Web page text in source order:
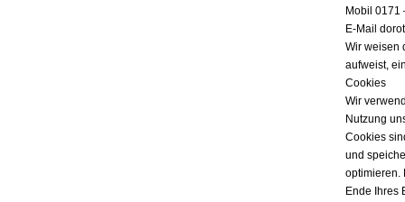
Mobil 0171
E-Mail
Wir weisen
aufweist,
Cookies
Wir
Nutzung
Cookies
und
optimieren.
Ende Ihres